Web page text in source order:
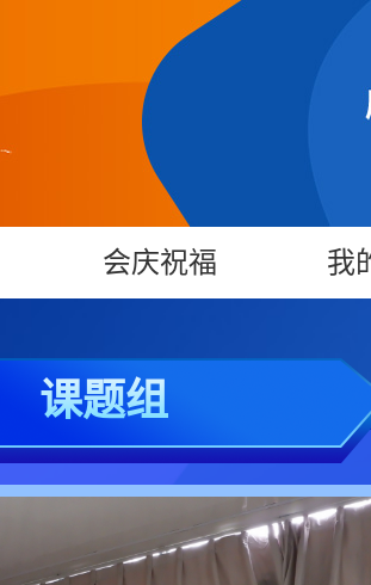
会庆祝福 我
课题组